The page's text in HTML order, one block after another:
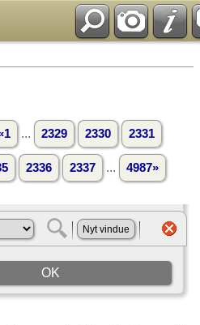
... 2329 2330 2331
2336 2337 ...
4987»